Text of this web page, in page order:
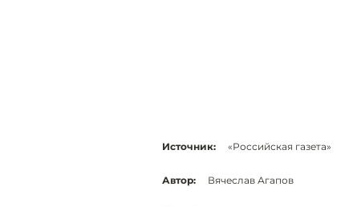
Источник: «Российская газета»
Автор: Вячеслав Агапов